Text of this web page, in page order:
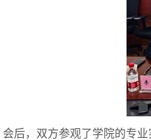
会后，双方参观了学院的专